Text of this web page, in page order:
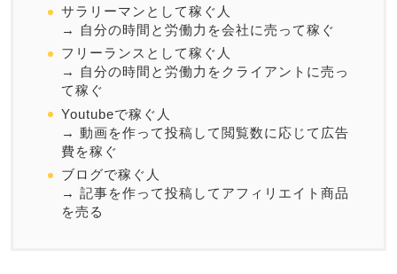
サラリーマンとして稼ぐ人
→ 自分の時間と労働力を会社に売って稼ぐ
フリーランスとして稼ぐ人
→ 自分の時間と労働力をクライアントに売っ
て稼ぐ
Youtubeで稼ぐ人
→ 動画を作って投稿して閲覧数に応じて広告
費を稼ぐ
ブログで稼ぐ人
→ 記事を作って投稿してアフィリエイト商品
を売る